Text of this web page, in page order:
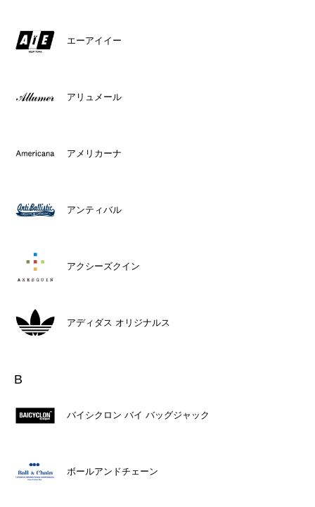
エーアイイー
アリュメール
アメリカーナ
アンティバル
アクシーズクイン
アディダス オリジナルス
B
バイシクロン バイ バッグジャック
ボールアンドチェーン